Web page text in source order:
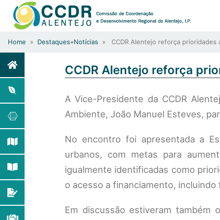
Home » Destaques•Notícias » CCDR Alentejo reforça prioridades
CCDR Alentejo reforça
A Vice-Presidente da CCDR
Ambiente, João Manuel Esteves,
No encontro foi apresentada a
urbanos, com metas para
igualmente identificadas como
o acesso a financiamento,
Em discussão estiveram também